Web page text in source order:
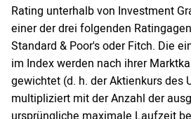
Rating unterhalb von Investment
einer der drei folgenden
Standard & Poor's oder Fitch. Die
im Index werden nach ihrer
gewichtet (d. h. der Aktienkurs des
multipliziert mit der Anzahl der